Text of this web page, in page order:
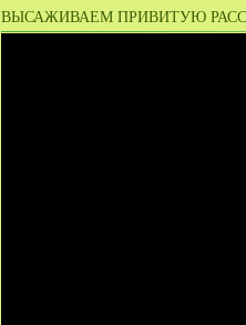
ВЫСАЖИВАЕМ ПРИВИТУЮ